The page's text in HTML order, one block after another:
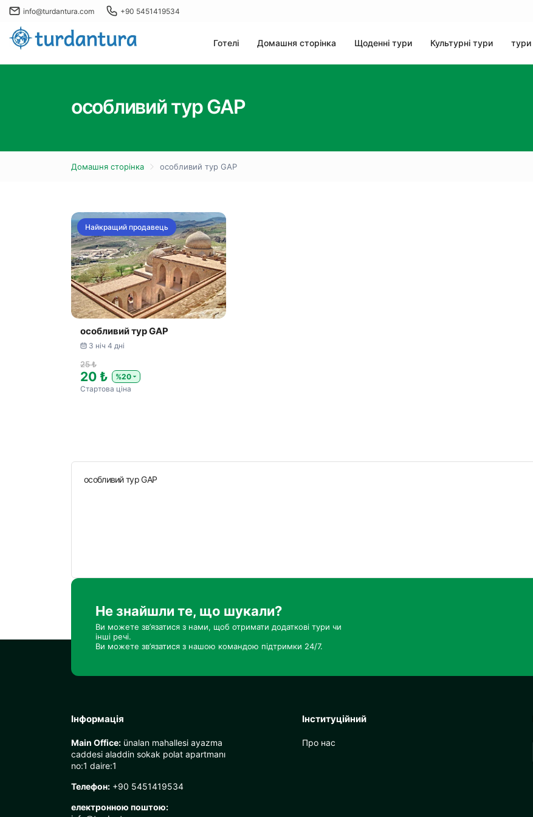
info@turdantura.com +90 5451419534
Готелі Домашня сторінка Щоденні тури Культурні тури тури
особливий тур GAP
Домашня сторінка особливий тур GAP
Найкращий продавець
особливий тур GAP
3 ніч 4 дні
25 ₺
20 ₺
%20
Стартова ціна
особливий тур GAP
Не знайшли те, що шукали?
Ви можете зв’язатися з нами, щоб отримати додаткові тури чи
інші речі.
Ви можете зв’язатися з нашою командою підтримки 24/7.
Інформація
Main Office: ünalan mahallesi ayazma
caddesi aladdin sokak polat apartmanı
no:1 daire:1
Телефон: +90 5451419534
електронною поштою:
Інституційний
Про нас